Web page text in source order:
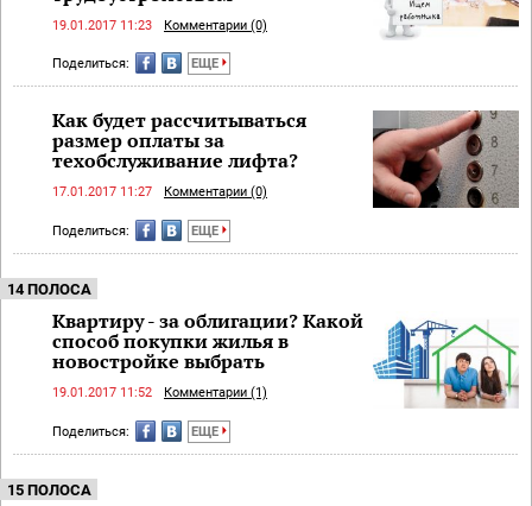
19.01.2017 11:23 Комментарии (0)
Поделиться: ЕЩЕ
Как будет рассчитываться
размер оплаты за
техобслуживание лифта?
17.01.2017 11:27 Комментарии (0)
Поделиться: ЕЩЕ
14 ПОЛОСА
Квартиру - за облигации? Какой
способ покупки жилья в
новостройке выбрать
19.01.2017 11:52 Комментарии (1)
Поделиться: ЕЩЕ
15 ПОЛОСА